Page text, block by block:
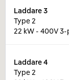
Laddare3
Type 2
22 kW - 400V
Laddare4
Type 2